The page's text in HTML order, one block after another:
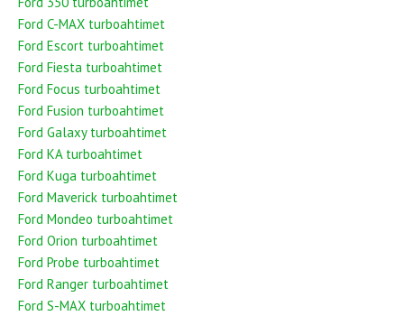
Ford C-MAX turboahtimet
Ford Escort turboahtimet
Ford Fiesta turboahtimet
Ford Focus turboahtimet
Ford Fusion turboahtimet
Ford Galaxy turboahtimet
Ford KA turboahtimet
Ford Kuga turboahtimet
Ford Maverick turboahtimet
Ford Mondeo turboahtimet
Ford Orion turboahtimet
Ford Probe turboahtimet
Ford Ranger turboahtimet
Ford S-MAX turboahtimet